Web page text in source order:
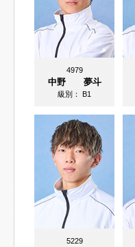
4979
中野 夢斗
級別：B1
5229